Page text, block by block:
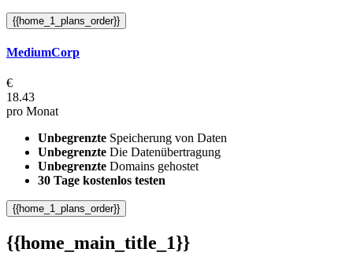
{{home_1_plans_order}}
MediumCorp
€
18.43
pro Monat
Unbegrenzte Speicherung von Daten
Unbegrenzte Die Datenübertragung
Unbegrenzte Domains gehostet
30 Tage kostenlos testen
{{home_1_plans_order}}
{{home_main_title_1}}